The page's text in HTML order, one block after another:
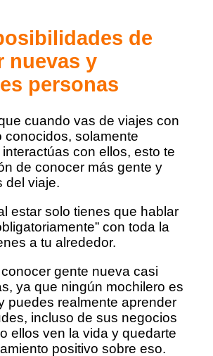
de
nuevas y
personas
cuando vas de viajes con
conocidos, solamente
con ellos, esto te
de conocer más gente y
del viaje.
estar solo tienes que hablar
con toda la
a tu alrededor.
gente nueva casi
ya que ningún mochilero es
puedes realmente aprender
incluso de sus negocios
ellos ven la vida y quedarte
positivo sobre eso.